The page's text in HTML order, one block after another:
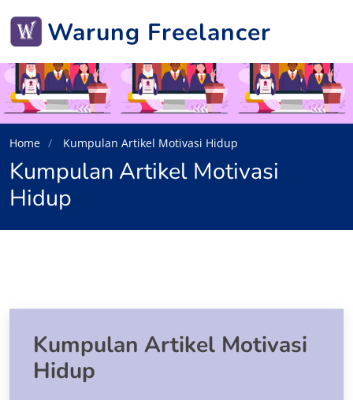
Warung Freelancer
Home Kumpulan Artikel Motivasi Hidup
Kumpulan Artikel Motivasi
Hidup
Kumpulan Artikel Motivasi
Hidup